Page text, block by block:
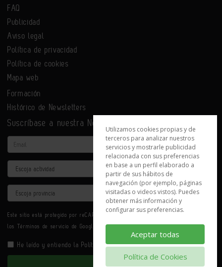
FAQ
Publicidad
Aviso legal
Política de privacidad
Política de cookies
Mapa web
Formación
Histórico de Newsletters
Suscríbase a nuestra Newsletter
Email
Actividad
Provincia
Este sitio está protegido por reCAPTCHA y se aplican la
los Términos de servicio de Google.
He leído y entiendo la Política de Privacidad
Enviar
Utilizamos cookies propias y de
terceros para analizar nuestros
servicios y mostrarle publicidad
relacionada con sus preferencias
en base a un perfil elaborado a
partir de sus hábitos de
navegación (por ejemplo, páginas
visitadas o videos vistos). Puedes
obtener más información y
configurar sus preferencias.
Aceptar todas
Política de Cookies